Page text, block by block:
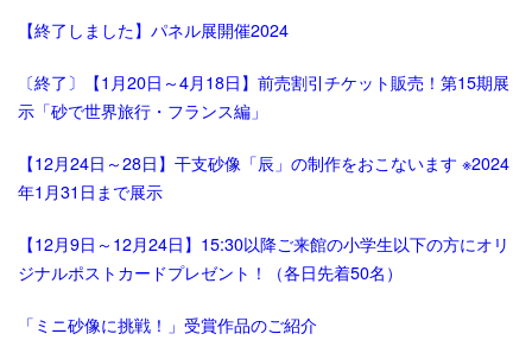
【終了しました】パネル展開催2024
〔終了〕【1月20日～4月18日】前売割引チケット販売！第15期展
示「砂で世界旅行・フランス編」
【12月24日～28日】干支砂像「辰」の制作をおこないます ※2024
年1月31日まで展示
【12月9日～12月24日】15:30以降ご来館の小学生以下の方にオリ
ジナルポストカードプレゼント！（各日先着50名）
「ミニ砂像に挑戦！」受賞作品のご紹介